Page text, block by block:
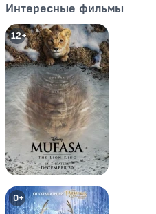
ЛЕГО Звездные войны:
Ужасающие истории
0+
Интересные фильмы
12+
0+